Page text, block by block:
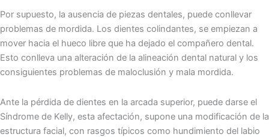
Por supuesto, la ausencia de piezas dentales, puede conllevar
problemas de mordida. Los dientes colindantes, se empiezan a
mover hacia el hueco libre que ha dejado el compañero dental.
Esto conlleva una alteración de la alineación dental natural y los
consiguientes problemas de maloclusión y mala mordida.
Ante la pérdida de dientes en la arcada superior, puede darse el
Síndrome de Kelly, esta afectación, supone una modificación de la
estructura facial, con rasgos típicos como hundimiento del labio